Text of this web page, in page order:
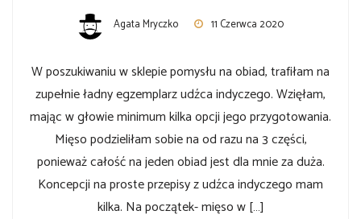
Agata Mryczko 11 Czerwca 2020
W poszukiwaniu w sklepie pomysłu na obiad, trafiłam na
zupełnie ładny egzemplarz udźca indyczego. Wzięłam,
mając w głowie minimum kilka opcji jego przygotowania.
Mięso podzieliłam sobie na od razu na 3 części,
ponieważ całość na jeden obiad jest dla mnie za duża.
Koncepcji na proste przepisy z udźca indyczego mam
kilka. Na początek- mięso w […]